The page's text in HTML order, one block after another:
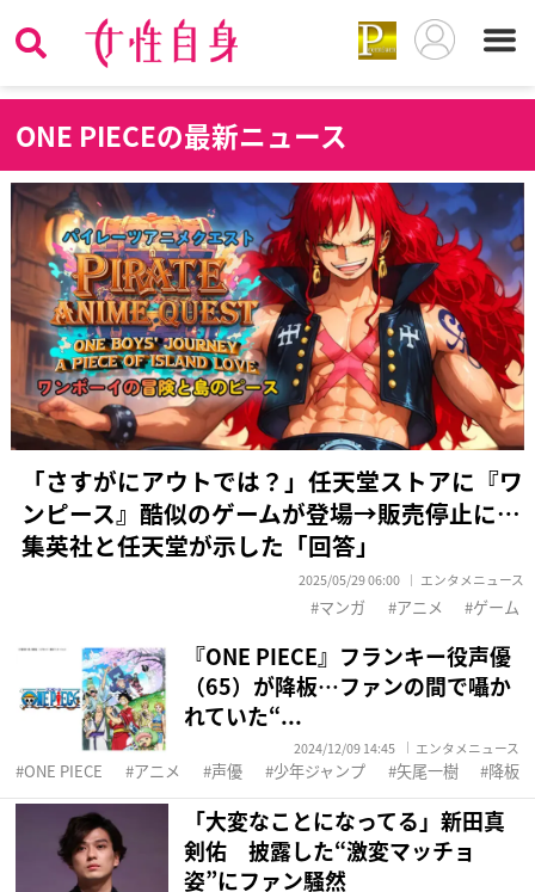
ONE PIECEの最新ニュース
「さすがにアウトでは？」任天堂ストアに『ワ
ンピース』酷似のゲームが登場→販売停止に…
集英社と任天堂が示した「回答」
2025/05/29 06:00 エンタメニュース
マンガ アニメ ゲーム
『ONE PIECE』フランキー役声優
（65）が降板…ファンの間で囁か
れていた“...
2024/12/09 14:45 エンタメニュース
ONE PIECE アニメ 声優 少年ジャンプ 矢尾一樹 降板
「大変なことになってる」新田真
剣佑 披露した“激変マッチョ
姿”にファン騒然